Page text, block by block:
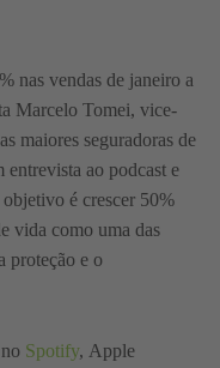
nas vendas de janeiro a
Marcelo Tomei, vice-
maiores seguradoras de
ao podcast e
é crescer 50%
vida como uma das
proteção e o
Spotify, Apple